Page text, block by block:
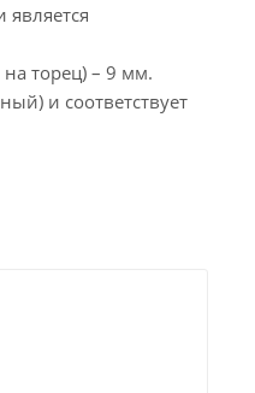
торец) – 9 мм.
и соответствует